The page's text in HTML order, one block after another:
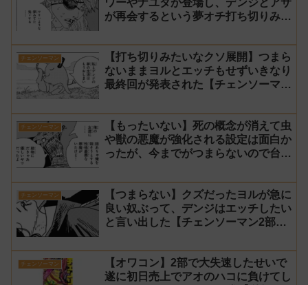
が再会するという夢オチ打ち切りみた
終回 感想】
チェンソーマン
【打ち切りみたいなクソ展開】つまら
ないままヨルとエッチもせずいきなり
最終回が発表された【チェンソーマン
チェンソーマン
【もったいない】死の概念が消えて虫
や獣の悪魔が強化される設定は面白か
ったが、今までがつまらないので台無
チェンソーマン
【つまらない】クズだったヨルが急に
良い奴ぶって、デンジはエッチしたい
と言い出した【チェンソーマン2部
チェンソーマン
【オワコン】2部で大失速したせいで
遂に初日売上でアオのハコに負けてし